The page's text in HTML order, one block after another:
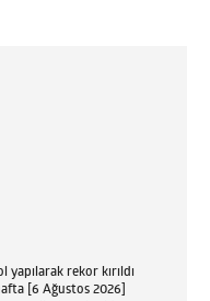
rekor kırıldı
[6 Ağustos 2026]